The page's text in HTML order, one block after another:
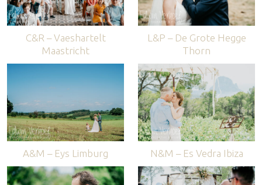
C&R – Vaeshartelt
Maastricht
L&P – De Grote Hegge
Thorn
A&M – Eys Limburg N&M – Es Vedra Ibiza